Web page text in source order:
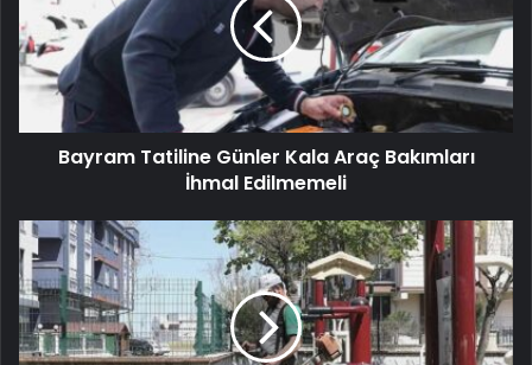
Bayram Tatiline Günler Kala Araç Bakımları
İhmal Edilmemeli